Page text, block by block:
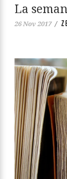
La
26 Nov 2017 /